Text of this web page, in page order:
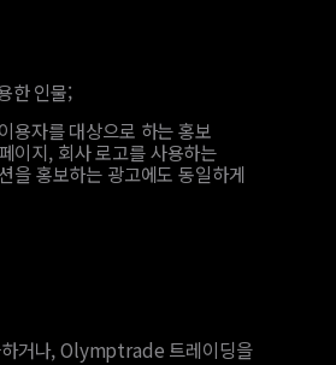
한 인물;
용자를 대상으로 하는 홍보
지, 회사 로고를 사용하는
을 홍보하는 광고에도 동일하게
하거나, Olymptrade 트레이딩을